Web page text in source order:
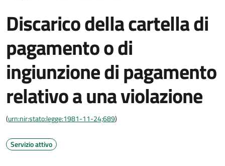
Discarico della cartella di
pagamento o di
ingiunzione di pagamento
relativo a una violazione
(urn:nir:stato:legge:1981-11-24;689)
Servizio attivo